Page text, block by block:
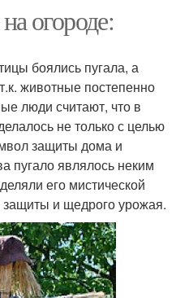
огороде:
боялись пугала, а
животные постепенно
люди считают, что в
не только с целью
защиты дома и
пугало являлось неким
его мистической
защиты и щедрого урожая.